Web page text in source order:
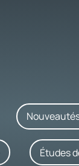
Études